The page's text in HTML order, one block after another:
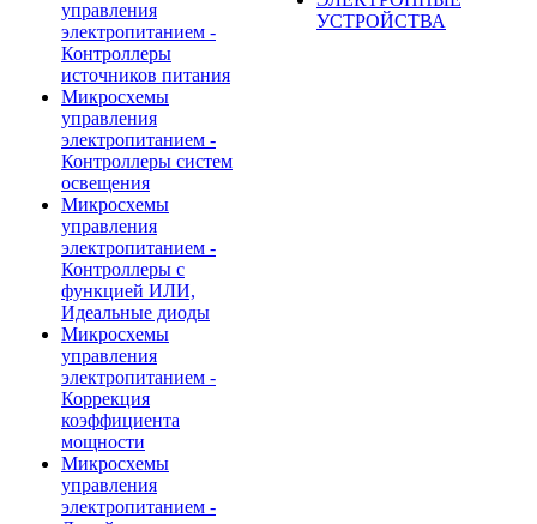
управления
электропитанием -
Контроллеры
источников питания
Микросхемы
управления
электропитанием -
Контроллеры систем
освещения
Микросхемы
управления
электропитанием -
Контроллеры с
функцией ИЛИ,
Идеальные диоды
Микросхемы
управления
электропитанием -
Коррекция
коэффициента
мощности
Микросхемы
управления
электропитанием -
УСТРОЙСТВА